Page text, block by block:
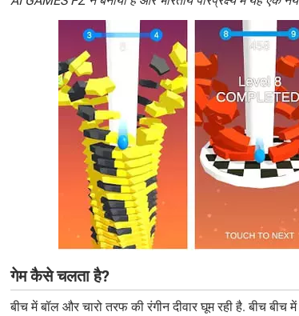
गेम कैसे चलता है?
बीच में बॉल और चारो तरफ की रंगीन दीवार घूम रही है. बीच